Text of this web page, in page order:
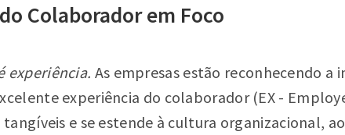
Colaborador em Foco
experiência. As empresas estão reconhecendo a
experiência do colaborador (EX -
e se estende à cultura organizacional,